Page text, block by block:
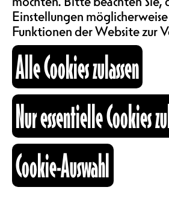
SUCHE
Kulturraum
gemeinsamen
Frauen. Zentral für die
mit feministischer
Empowerment und das
einen Ort nur für Frauen
anzubieten, wo in einem
wohlwollenden
Begegnung, Beratung
für Frauen jeglicher
kultureller Herkunft
Unter dem Slogan
Aktion» sind
Veranstaltungen dem
Einstellungen
Funktionen der Website zur
Alle Cookies zulassen
Nur essentielle Cookies
Cookie-Auswahl